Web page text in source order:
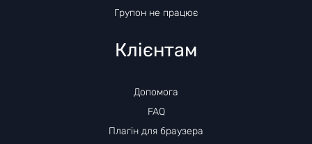
Групон не працює
Клієнтам
Допомога
FAQ
Плагін для браузера